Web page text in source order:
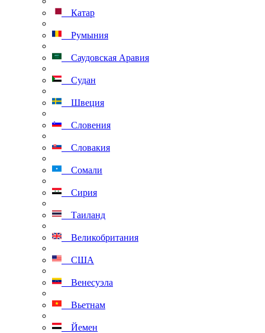
Катар
Румыния
Саудовская Аравия
Судан
Швеция
Словения
Словакия
Сомали
Сирия
Таиланд
Великобритания
США
Венесуэла
Вьетнам
Йемен